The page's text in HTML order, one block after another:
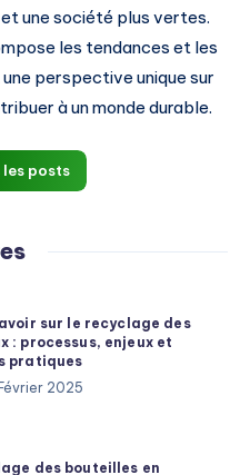
une société plus vertes.
les tendances et les
perspective unique sur
à un monde durable.
posts
sur le recyclage des
: processus, enjeux et
pratiques
2025
des bouteilles en